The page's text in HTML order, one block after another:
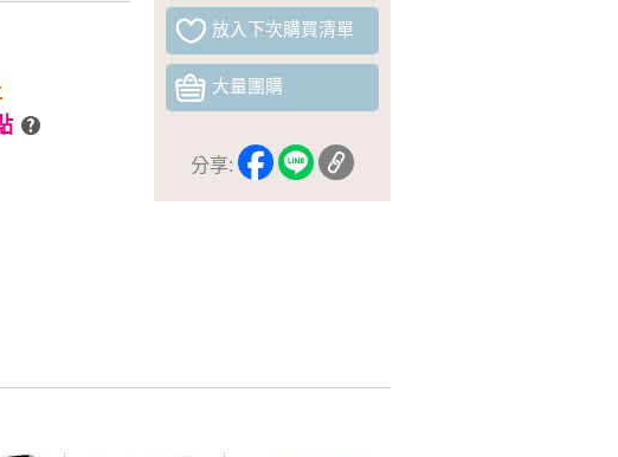
放入下次購買清單
大量團購
分享: